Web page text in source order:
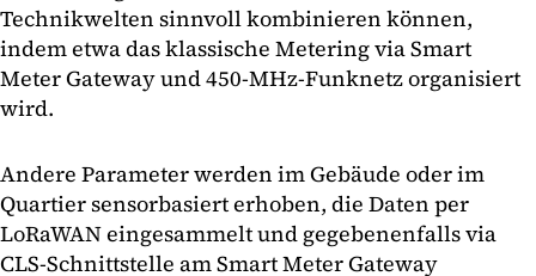
Technikwelten sinnvoll kombinieren können,
indem etwa das klassische Metering via Smart
Meter Gateway und 450-MHz-Funknetz organisiert
wird.
Andere Parameter werden im Gebäude oder im
Quartier sensorbasiert erhoben, die Daten per
LoRaWAN eingesammelt und gegebenenfalls via
CLS-Schnittstelle am Smart Meter Gateway